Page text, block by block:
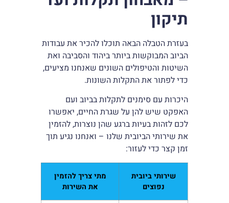
תיקון
בעזרת הטבלה הבאה תוכלו להכיר את עבודות
הביוב המבוקשות ביותר ביהוד והסביבה ואת
השיטות והטיפולים השונים שאנחנו מציעים,
כדי לפתור את התקלות השונות.
היכרות עם סימנים לתקלות בביוב ועם
האפקט שיש להן על שגרת החיים, יאפשרו
לכם לזהות בעיות ברגע שהן נוצרות, להזמין
את שירותי הביובית שלנו – ואנחנו נגיע תוך
זמן קצר כדי לעזור:
שירותי ביובית
נפוצים
מתי צריך להזמין
את השירות